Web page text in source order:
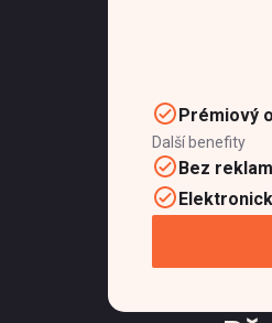
Prémiový
Další benefity
Bez reklam